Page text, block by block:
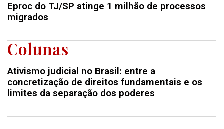
Eproc do TJ/SP atinge 1 milhão de processos
migrados
Colunas
Ativismo judicial no Brasil: entre a
concretização de direitos fundamentais e os
limites da separação dos poderes